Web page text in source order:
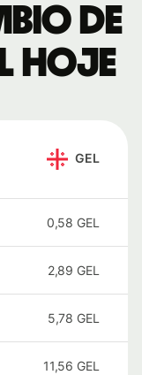
de
hoje
GEL
0,58 GEL
2,89 GEL
5,78 GEL
11,56 GEL